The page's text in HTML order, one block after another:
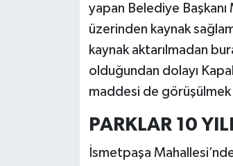
yapan Belediye
üzerinden kaynak
kaynak aktarılmadan
olduğundan dolayı
maddesi de
PARKLAR 10
İsmetpaşa